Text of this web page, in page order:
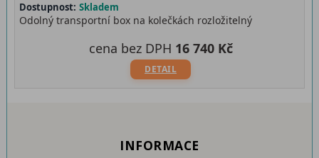
Dostupnost: Skladem
Odolný transportní box na kolečkách rozložitelný
DETAIL
cena bez DPH 16 740 Kč
INFORMACE